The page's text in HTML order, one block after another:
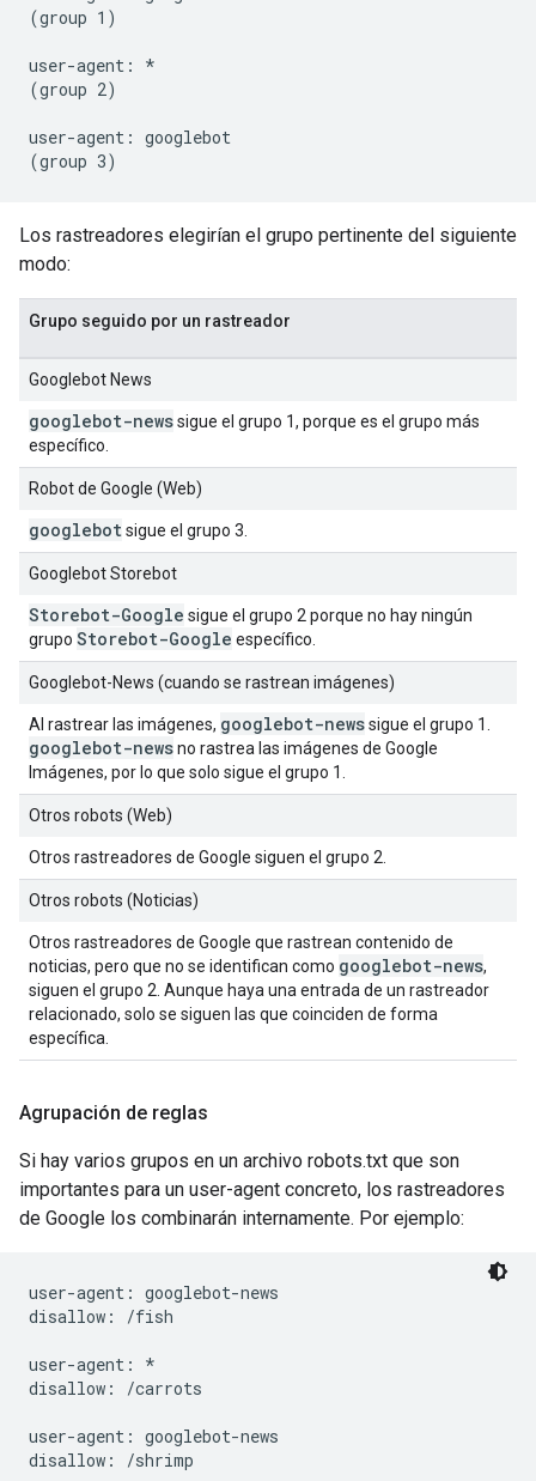
(group 1)
user-agent: *
(group 2)
user-agent: googlebot
Los rastreadores elegirían el grupo pertinente del siguiente
modo:
Grupo seguido por un rastreador
Googlebot News
googlebot-newssigue el grupo 1, porque es el grupo más
específico.
Robot de Google (Web)
googlebotsigue el grupo 3.
Googlebot Storebot
Storebot-Google sigue el grupo 2 porque no hay ningún
grupo Storebot-Google específico.
Googlebot-News (cuando se rastrean imágenes)
Al rastrear las imágenes, googlebot-newssigue el grupo 1.
googlebot-newsno rastrea las imágenes de Google
Imágenes, por lo que solo sigue el grupo 1.
Otros robots (Web)
Otros rastreadores de Google siguen el grupo 2.
Otros robots (Noticias)
Otros rastreadores de Google que rastrean contenido de
noticias, pero que no se identifican como googlebot-news,
siguen el grupo 2. Aunque haya una entrada de un rastreador
relacionado, solo se siguen las que coinciden de forma
específica.
Agrupación de reglas
Si hay varios grupos en un archivo robots.txt que son
importantes para un user-agent concreto, los rastreadores
de Google los combinarán internamente. Por ejemplo:
user-agent: googlebot-news
disallow: /fish
user-agent: *
disallow: /carrots
user-agent: googlebot-news